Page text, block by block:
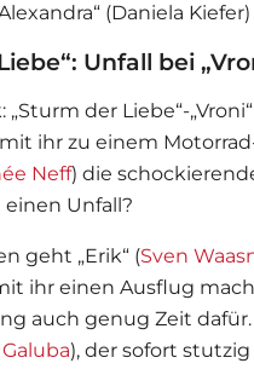
(Daniela
Unfall bei
„Sturm der Liebe“-
mit ihr zu einem
Neff) die
Unfall?
geht „Erik“ (Sven
ihr einen Ausflug
auch genug Zeit
), der sofort stutzig